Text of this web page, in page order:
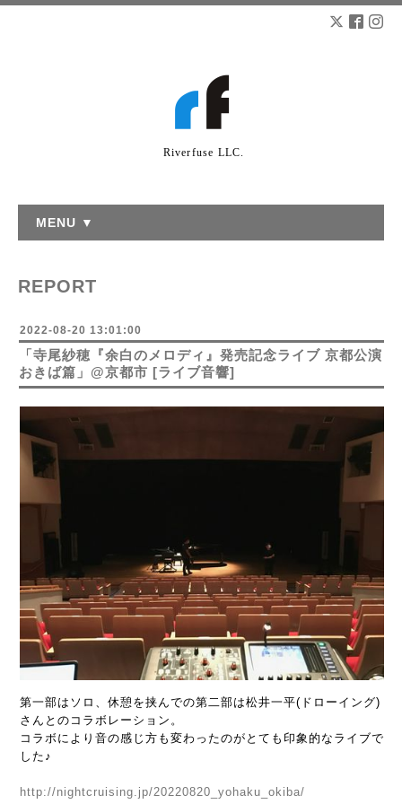
Riverfuse LLC.
MENU ▼
REPORT
2022-08-20 13:01:00
「寺尾紗穂『余白のメロディ』発売記念ライブ 京都公演
おきば篇」@京都市 [ライブ音響]
第一部はソロ、休憩を挟んでの第二部は松井一平(ドローイング)
さんとのコラボレーション。
コラボにより音の感じ方も変わったのがとても印象的なライブで
した♪
http://nightcruising.jp/20220820_yohaku_okiba/